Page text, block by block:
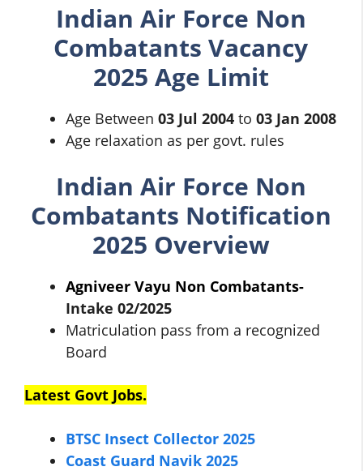
Indian Air Force Non
Combatants Vacancy
2025 Age Limit
Age Between 03 Jul 2004 to 03 Jan 2008
Age relaxation as per govt. rules
Indian Air Force Non
Combatants Notification
2025 Overview
Agniveer Vayu Non Combatants-
Intake 02/2025
Matriculation pass from a recognized
Board
Latest Govt Jobs.
BTSC Insect Collector 2025
Coast Guard Navik 2025